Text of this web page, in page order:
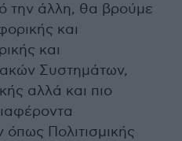
την άλλη, θα βρούμε
και
και
Συστημάτων,
αλλά και πιο
Πολιτισμικής